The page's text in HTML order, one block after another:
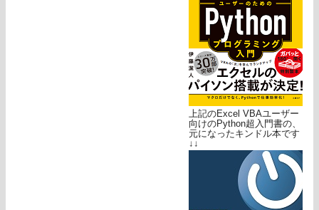
上記のExcel VBAユーザー
向けのPython超入門書の、
元になったキンドル本です
↓↓